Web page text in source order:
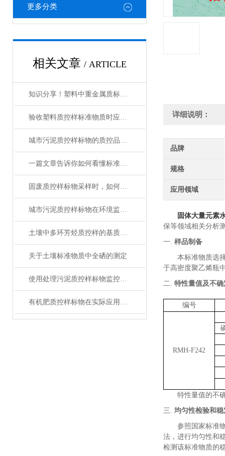
更多分类
相关文章 / ARTICLE
知识分享！塑料中重金属质标物的使用管理
验收塑料质控样标准物质时应考虑的要素
城市污泥质控样标物的质控品定值分析
一篇文章告诉你如何看懂标准物质证书！
固废质控样标物采样时，如何避免错误
城市污泥质控样标物在环境监测和风险评估中扮演什么角色？
土壤中多环芳烃质控样的基质效应与价值分析
关于土壤标准物质中全硒的测定
使用处理污泥质控样标物监控分析过程，确保数据准确性的实用技巧
有机肥质控样标物在实际应用中的标准化问题
详细说明：
品牌
规格
应用领域
固体大量元素
保等领域相关分析
一. 样品制备
本标准物质选
于高密度聚乙烯瓶
二. 特性量值及不确
编号
RMH-F242
特性量值的不
三. 均匀性检验和
参照国家标准
法， 进行均匀性和
检测该标准物质的